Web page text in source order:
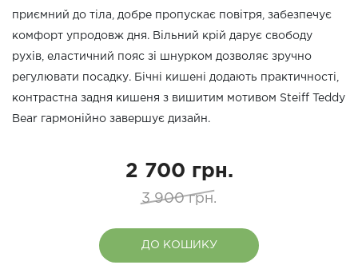
приємний до тіла, добре пропускає повітря, забезпечує
комфорт упродовж дня. Вільний крій дарує свободу
рухів, еластичний пояс зі шнурком дозволяє зручно
регулювати посадку. Бічні кишені додають практичності,
контрастна задня кишеня з вишитим мотивом Steiff Teddy
Bear гармонійно завершує дизайн.
2 700 грн.
3 900 грн.
ДО КОШИКУ